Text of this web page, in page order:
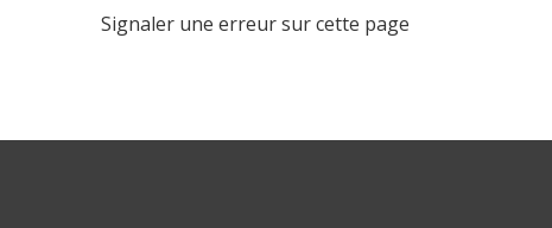
Signaler une erreur sur cette page